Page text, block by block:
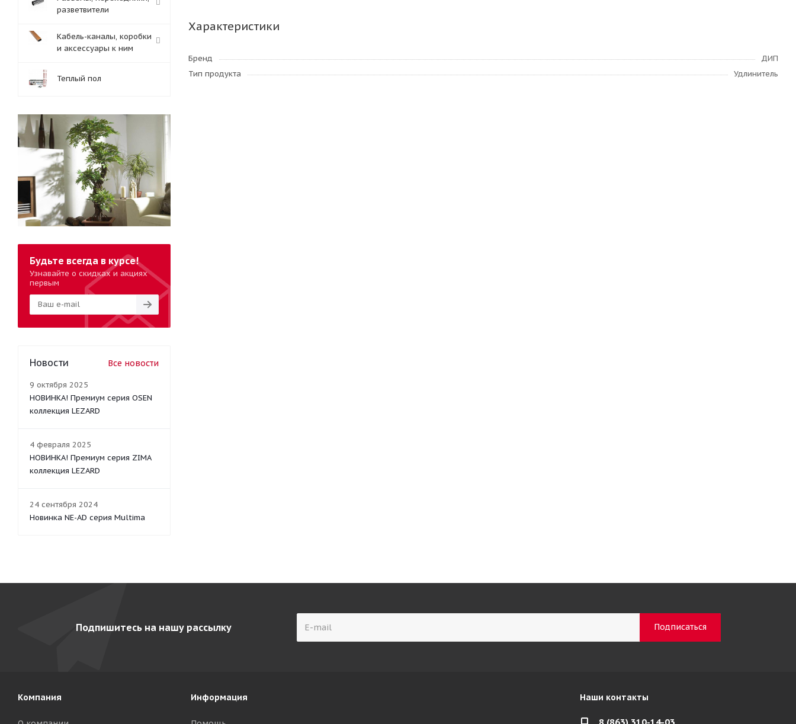
Характеристики
Бренд
ДИП
Тип продукта
Удлинитель
разветвители
Кабель-каналы, коробки
и аксессуары к ним
Теплый пол
Будьте всегда в курсе!
Узнавайте о скидках и акциях
первым
Новости Все новости
9 октября 2025
НОВИНКА! Премиум серия OSEN
коллекция LEZARD
4 февраля 2025
НОВИНКА! Премиум серия ZIMA
коллекция LEZARD
24 сентября 2024
Новинка NE-AD серия Multima
Подпишитесь на нашу рассылку
Компания Информация Наши контакты